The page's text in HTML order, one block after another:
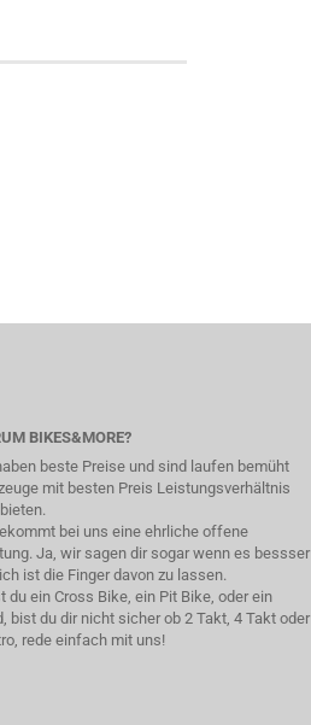
BIKES&MORE?
beste Preise und sind laufen bemüht
mit besten Preis Leistungsverhältnis
bei uns eine ehrliche offene
Ja, wir sagen dir sogar wenn es bessser
ist die Finger davon zu lassen.
du ein Cross Bike, ein Pit Bike, oder ein
bist du dir nicht sicher ob 2 Takt, 4 Takt oder
rede einfach mit uns!